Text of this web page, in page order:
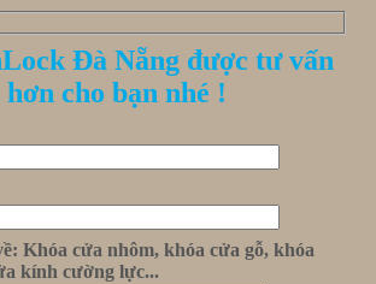
Đà Nẵng được tư vấn
hơn cho bạn nhé !
Khóa cửa nhôm, khóa cửa gỗ, khóa
kính cường lực...